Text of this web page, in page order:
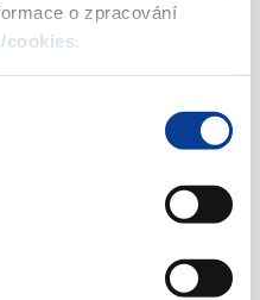
o zpracování
cookies.
hospodaření obcí,
krajů a
hospodaření obcí,